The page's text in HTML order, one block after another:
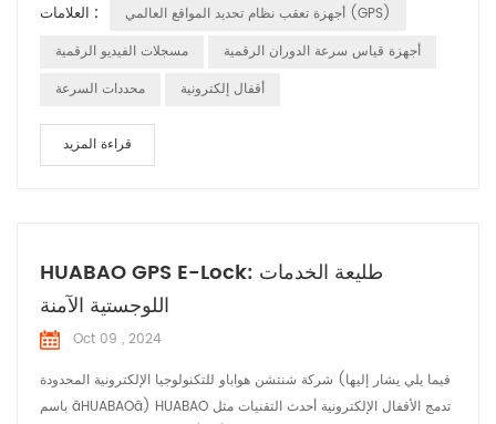
في البحث والتطوير، قامت Huabao باستمرار بدفع حدود الابتكار في
صناعة إلكترونيات السيارات. على مر السنين، قامت Huabao بتوسيع
العلامات :
أجهزة تعقب نظام تحديد المواقع العالمي (GPS)
مسجلات الفيديو الرقمية
أجهزة قياس سرعة الدوران الرقمية
محددات السرعة
أقفال إلكترونية
قراءة المزيد
HUABAO GPS E-Lock: طليعة الخدمات
اللوجستية الآمنة
Oct 09 , 2024
شركة شنتشن هواباو للتكنولوجيا الإلكترونية المحدودة (فيما يلي يشار إليها
باسم âHUABAOâ) HUABAO تدمج الأقفال الإلكترونية أحدث التقنيات مثل